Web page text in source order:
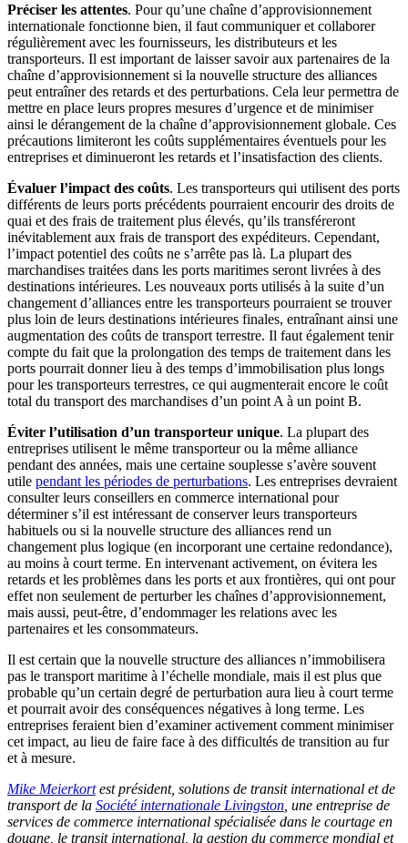
Préciser les attentes. Pour qu’une chaîne d’approvisionnement
internationale fonctionne bien, il faut communiquer et collaborer
régulièrement avec les fournisseurs, les distributeurs et les
transporteurs. Il est important de laisser savoir aux partenaires de la
chaîne d’approvisionnement si la nouvelle structure des alliances
peut entraîner des retards et des perturbations. Cela leur permettra de
mettre en place leurs propres mesures d’urgence et de minimiser
ainsi le dérangement de la chaîne d’approvisionnement globale. Ces
précautions limiteront les coûts supplémentaires éventuels pour les
entreprises et diminueront les retards et l’insatisfaction des clients.
Évaluer l’impact des coûts. Les transporteurs qui utilisent des ports
différents de leurs ports précédents pourraient encourir des droits de
quai et des frais de traitement plus élevés, qu’ils transféreront
inévitablement aux frais de transport des expéditeurs. Cependant,
l’impact potentiel des coûts ne s’arrête pas là. La plupart des
marchandises traitées dans les ports maritimes seront livrées à des
destinations intérieures. Les nouveaux ports utilisés à la suite d’un
changement d’alliances entre les transporteurs pourraient se trouver
plus loin de leurs destinations intérieures finales, entraînant ainsi une
augmentation des coûts de transport terrestre. Il faut également tenir
compte du fait que la prolongation des temps de traitement dans les
ports pourrait donner lieu à des temps d’immobilisation plus longs
pour les transporteurs terrestres, ce qui augmenterait encore le coût
total du transport des marchandises d’un point A à un point B.
Éviter l’utilisation d’un transporteur unique. La plupart des
entreprises utilisent le même transporteur ou la même alliance
pendant des années, mais une certaine souplesse s’avère souvent
utile pendant les périodes de perturbations. Les entreprises devraient
consulter leurs conseillers en commerce international pour
déterminer s’il est intéressant de conserver leurs transporteurs
habituels ou si la nouvelle structure des alliances rend un
changement plus logique (en incorporant une certaine redondance),
au moins à court terme. En intervenant activement, on évitera les
retards et les problèmes dans les ports et aux frontières, qui ont pour
effet non seulement de perturber les chaînes d’approvisionnement,
mais aussi, peut-être, d’endommager les relations avec les
partenaires et les consommateurs.
Il est certain que la nouvelle structure des alliances n’immobilisera
pas le transport maritime à l’échelle mondiale, mais il est plus que
probable qu’un certain degré de perturbation aura lieu à court terme
et pourrait avoir des conséquences négatives à long terme. Les
entreprises feraient bien d’examiner activement comment minimiser
cet impact, au lieu de faire face à des difficultés de transition au fur
et à mesure.
Mike Meierkortest président, solutions de transit international et de
transport de la Société internationale Livingston , une entreprise de
services de commerce international spécialisée dans le courtage en
douane, le transit international, la gestion du commerce mondial et